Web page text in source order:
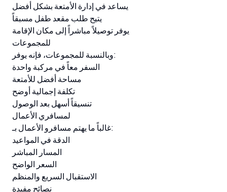
يساعد في إدارة الأمتعة بشكل أفضل
يتيح طلب مقعد طفل مسبقاً
يوفر توصيلاً مباشراً إلى مكان الإقامة
للمجموعات
وبالنسبة للمجموعات، فإنه يوفر:
السفر معاً في مركبة واحدة
مساحة أفضل للأمتعة
تكلفة إجمالية أوضح
تنسيقاً أسهل بعد الوصول
لمسافري الأعمال
غالباً ما يهتم مسافرو الأعمال بـ:
الدقة في المواعيد
المسار المباشر
السعر الواضح
الاستقبال السريع والمنظم
نصائح مفيدة